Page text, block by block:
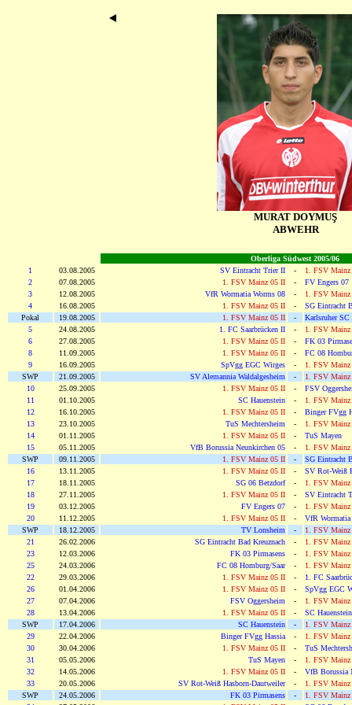
MURAT DOYMUŞ
ABWEHR
Oberliga Südwest 2005/06
1
03.08.2005 SV Eintracht Trier II -
1. FSV
2
07.08.2005 1. FSV Mainz 05 II -
FV Engers 07
3
12.08.2005 VfR Wormatia Worms 08 -
1. FSV
4
16.08.2005 1. FSV Mainz 05 II -
SG Eintracht
Pokal
19.08.2005 1. FSV Mainz 05 II -
Karlsruher SC
5
24.08.2005 1. FC Saarbrücken II -
1. FSV
6
27.08.2005 1. FSV Mainz 05 II -
FK 03
8
11.09.2005 1. FSV Mainz 05 II -
FC 08
9
16.09.2005 SpVgg EGC Wirges -
1. FSV
SWP
21.09.2005 SV Alemannia Waldalgesheim -
1. FSV
10
25.09.2005 1. FSV Mainz 05 II -
FSV
11
01.10.2005 SC Hauenstein -
1. FSV
12
16.10.2005 1. FSV Mainz 05 II -
Binger FVgg
13
23.10.2005 TuS Mechtersheim -
1. FSV
14
01.11.2005 1. FSV Mainz 05 II -
TuS Mayen
15
05.11.2005 VfB Borussia Neunkirchen 05 -
1. FSV
SWP
09.11.2005 1. FSV Mainz 05 II -
SG Eintracht
16
13.11.2005 1. FSV Mainz 05 II -
SV Rot-Weiß
17
18.11.2005 SG 06 Betzdorf -
1. FSV
18
27.11.2005 1. FSV Mainz 05 II -
SV Eintracht
19
03.12.2005 FV Engers 07 -
1. FSV
20
11.12.2005 1. FSV Mainz 05 II -
VfR Wormatia
SWP
18.12.2005 TV Lonsheim -
1. FSV
21
26.02.2006 SG Eintracht Bad Kreuznach -
1. FSV
23
12.03.2006 FK 03 Pirmasens -
1. FSV
25
24.03.2006 FC 08 Homburg/Saar -
1. FSV
22
29.03.2006 1. FSV Mainz 05 II -
1. FC
26
01.04.2006 1. FSV Mainz 05 II -
SpVgg EGC
27
07.04.2006 FSV Oggersheim -
1. FSV
28
13.04.2006 1. FSV Mainz 05 II -
SC Hauenstein
SWP
17.04.2006 SC Hauenstein -
1. FSV
29
22.04.2006 Binger FVgg Hassia -
1. FSV
30
30.04.2006 1. FSV Mainz 05 II -
TuS
31
05.05.2006 TuS Mayen -
1. FSV
32
14.05.2006 1. FSV Mainz 05 II -
VfB Borussia
33
20.05.2006 SV Rot-Weiß Hasborn-Dautweiler -
1. FSV
SWP
24.05.2006 FK 03 Pirmasens -
1. FSV